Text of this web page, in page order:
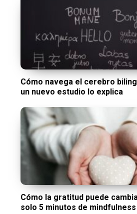
Cómo navega el cerebro
un nuevo estudio lo explica
Cómo la gratitud puede
solo 5 minutos de mindfulness